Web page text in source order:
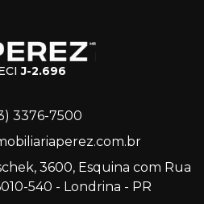
J-2.696
3376-7500
3600, Esquina com Rua
540 - Londrina - PR